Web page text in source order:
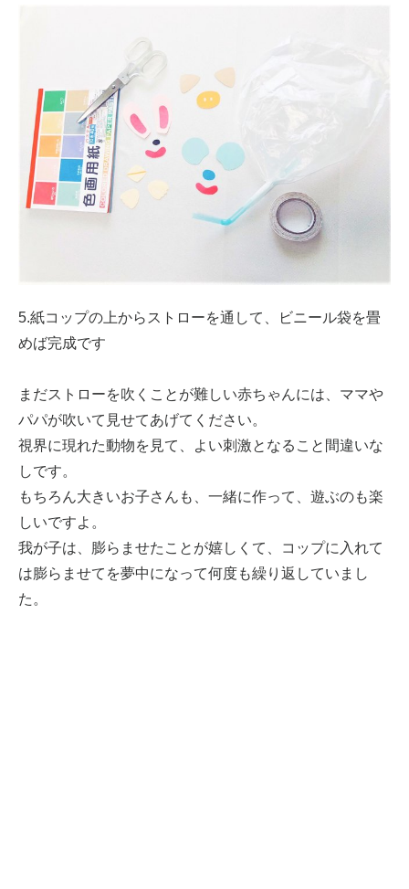
5.紙コップの上からストローを通して、ビニール袋を畳
めば完成です
まだストローを吹くことが難しい赤ちゃんには、ママや
パパが吹いて見せてあげてください。
視界に現れた動物を見て、よい刺激となること間違いな
しです。
もちろん大きいお子さんも、一緒に作って、遊ぶのも楽
しいですよ。
我が子は、膨らませたことが嬉しくて、コップに入れて
は膨らませてを夢中になって何度も繰り返していまし
た。